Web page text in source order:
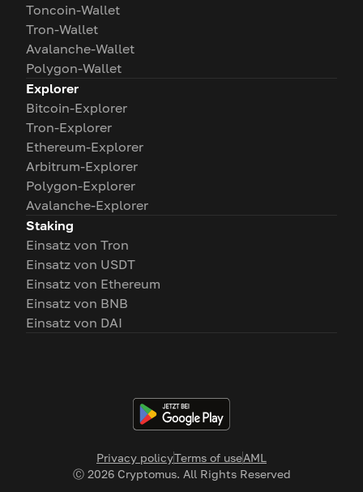
Privacy policyTerms of useAML
Ⓒ 2026Cryptomus. All Rights Reserved
Toncoin-Wallet
Tron-Wallet
Avalanche-Wallet
Polygon-Wallet
Explorer
Bitcoin-Explorer
Tron-Explorer
Ethereum-Explorer
Arbitrum-Explorer
Polygon-Explorer
Avalanche-Explorer
Staking
Einsatz von Tron
Einsatz von USDT
Einsatz von Ethereum
Einsatz von BNB
Einsatz von DAI